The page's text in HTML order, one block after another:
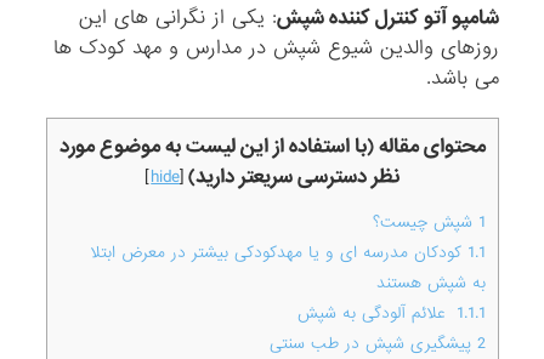
شامپو آتو کنترل کننده شپش: یکی از نگرانی های این
روزهای والدین شیوع شپش در مدارس و مهد کودک ها
می باشد.
محتوای مقاله (با استفاده از این لیست به موضوع مورد
نظر دسترسی سریعتر دارید)[
hide
]
1 شپش چیست؟
1.1 کودکان مدرسه ای و یا مهدکودکی بیشتر در معرض ابتلا
به شپش هستند
1.1.1 علائم آلودگی به شپش
2 پیشگیری شپش در طب سنتی